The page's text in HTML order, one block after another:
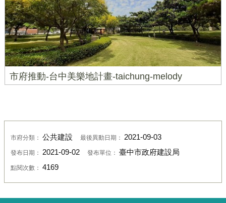
市府推動-台中美樂地計畫-taichung-melody
市府分類： 公共建設 最後異動日期： 2021-09-03
發布日期： 2021-09-02 發布單位： 臺中市政府建設局
點閱次數： 4169